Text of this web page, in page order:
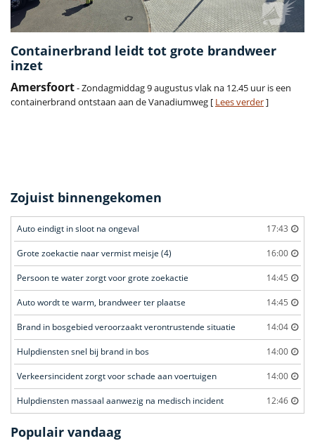
Containerbrand leidt tot grote brandweer
inzet
Amersfoort- Zondagmiddag 9 augustus vlak na 12.45 uur is een
containerbrand ontstaan aan de Vanadiumweg [ Lees verder]
Zojuist binnengekomen
Auto eindigt in sloot na ongeval 17:43
Grote zoekactie naar vermist meisje (4) 16:00
Persoon te water zorgt voor grote zoekactie 14:45
Auto wordt te warm, brandweer ter plaatse 14:45
Brand in bosgebied veroorzaakt verontrustende situatie 14:04
Hulpdiensten snel bij brand in bos 14:00
Verkeersincident zorgt voor schade aan voertuigen 14:00
Hulpdiensten massaal aanwezig na medisch incident 12:46
Populair vandaag